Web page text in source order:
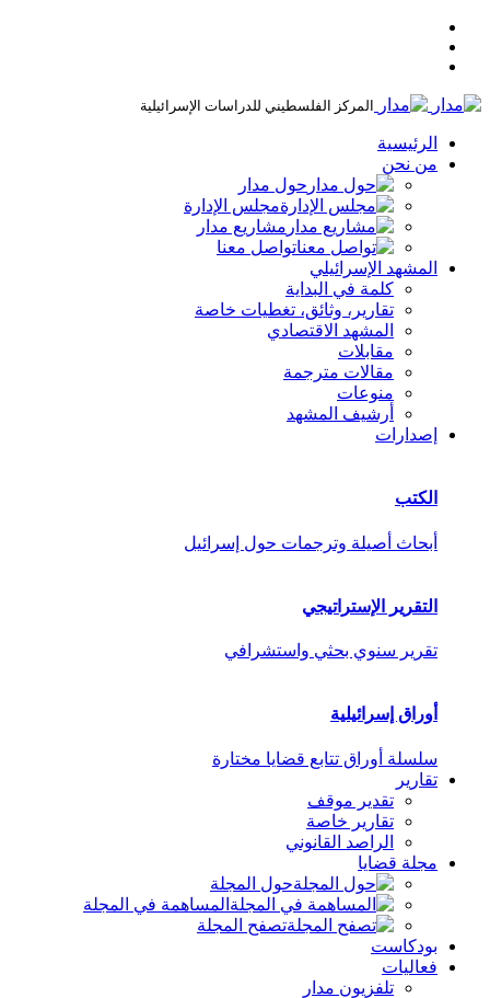
المركز الفلسطيني للدراسات الإسرائيلية
الرئيسية
من نحن
حول مدار
مجلس الإدارة
مشاريع مدار
تواصل معنا
المشهد الإسرائيلي
كلمة في البداية
تقارير، وثائق، تغطيات خاصة
المشهد الاقتصادي
مقابلات
مقالات مترجمة
منوعات
أرشيف المشهد
إصدارات
الكتب
أبحاث أصيلة وترجمات حول إسرائيل
التقرير الإستراتيجي
تقرير سنوي بحثي واستشرافي
أوراق إسرائيلية
سلسلة أوراق تتابع قضايا مختارة
تقارير
تقدير موقف
تقارير خاصة
الراصد القانوني
مجلة قضايا
حول المجلة
المساهمة في المجلة
تصفح المجلة
بودكاست
فعاليات
تلفزيون مدار